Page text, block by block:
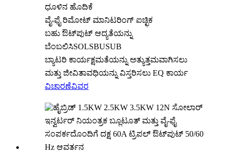
ಧೂಳಿನ ಹೊದಿಕೆ
ವೈ-ಫೈ ರಿಮೋಟ್ ಮಾನಿಟರಿಂಗ್ ಐಚ್ಛಿಕ
ಬಹು ಔಟ್‌ಪುಟ್ ಆದ್ಯತೆಯನ್ನು
ಬೆಂಬಲಿಸಿSOLSBUSUB
ಬ್ಯಾಟರಿ ಕಾರ್ಯಕ್ಷಮತೆಯನ್ನು ಅತ್ಯುತ್ತಮವಾಗಿಸಲು
ಮತ್ತು ಜೀವಿತಾವಧಿಯನ್ನು ವಿಸ್ತರಿಸಲು EQ ಕಾರ್ಯ
ವಿಚಾರಣೆವಿವರ